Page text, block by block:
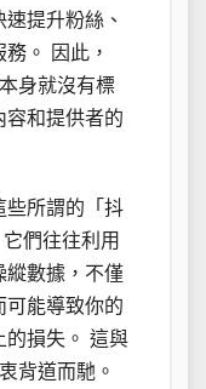
提升粉絲、
。 因此，
身就沒有標
容和提供者的
些所謂的「抖
們往往利用
縱數據，不僅
可能導致你的
的損失。 這與
背道而馳。